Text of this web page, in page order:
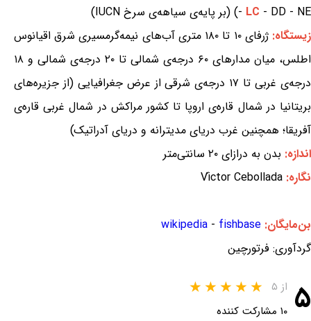
- LC - DD - NE) (بر پایه‌ی سیاهه‌ی سرخ IUCN)
زیستگاه:
ژرفای ۱۰ تا ۱۸۰ متری آب‌های نیمه‌گرمسیری شرق اقیانوس
اطلس، میان مدارهای ۶۰ درجه‌ی شمالی تا ۲۰ درجه‌ی شمالی و ۱۸
درجه‌ی غربی تا ۱۷ درجه‌ی شرقی از عرض جغرافیایی (از جزیره‌های
بریتانیا در شمال قاره‌ی اروپا تا کشور مراکش در شمال غربی قاره‌ی
آفریقا؛ همچنین غرب دریای مدیترانه و دریای آدراتیک)
اندازه: بدن به درازای ۲۰ سانتی‌متر
نگاره: Víctor Cebollada
بن‌مایگان: wikipedia - fishbase
گردآوری: فرتورچین
۵ از ۵
۱۰ مشارکت کننده